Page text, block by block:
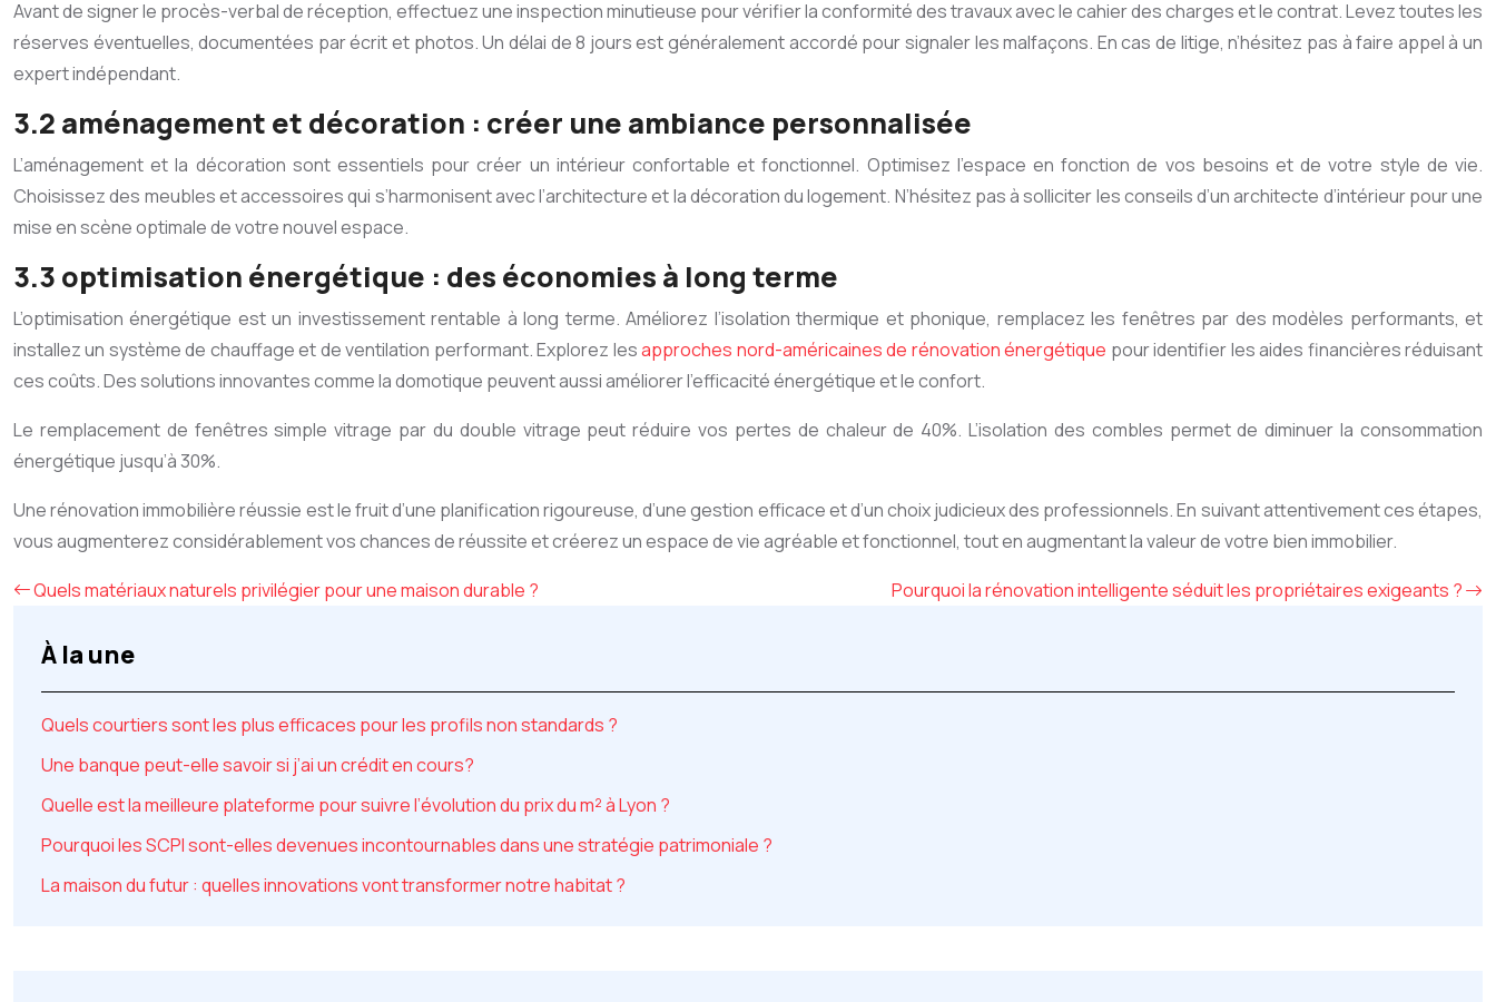
Avant de signer le procès-verbal de réception, effectuez une inspection minutieuse pour vérifier la conformité des travaux avec le cahier des charges et le contrat. Levez toutes les
réserves éventuelles, documentées par écrit et photos. Un délai de 8 jours est généralement accordé pour signaler les malfaçons. En cas de litige, n’hésitez pas à faire appel à un
expert indépendant.
3.2 aménagement et décoration : créer une ambiance personnalisée
L’aménagement et la décoration sont essentiels pour créer un intérieur confortable et fonctionnel. Optimisez l’espace en fonction de vos besoins et de votre style de vie.
Choisissez des meubles et accessoires qui s’harmonisent avec l’architecture et la décoration du logement. N’hésitez pas à solliciter les conseils d’un architecte d’intérieur pour une
mise en scène optimale de votre nouvel espace.
3.3 optimisation énergétique : des économies à long terme
L’optimisation énergétique est un investissement rentable à long terme. Améliorez l’isolation thermique et phonique, remplacez les fenêtres par des modèles performants, et
installez un système de chauffage et de ventilation performant. Explorez lesapproches nord-américaines de rénovation énergétique pour identifier les aides financières réduisant
ces coûts. Des solutions innovantes comme la domotique peuvent aussi améliorer l’efficacité énergétique et le confort.
Le remplacement de fenêtres simple vitrage par du double vitrage peut réduire vos pertes de chaleur de 40%. L’isolation des combles permet de diminuer la consommation
énergétique jusqu’à 30%.
Une rénovation immobilière réussie est le fruit d’une planification rigoureuse, d’une gestion efficace et d’un choix judicieux des professionnels. En suivant attentivement ces étapes,
vous augmenterez considérablement vos chances de réussite et créerez un espace de vie agréable et fonctionnel, tout en augmentant la valeur de votre bien immobilier.
Quels matériaux naturels privilégier pour une maison durable ?
Pourquoi la rénovation intelligente séduit les propriétaires exigeants ?
À la une
Quels courtiers sont les plus efficaces pour les profils non standards ?
Une banque peut-elle savoir si j’ai un crédit en cours?
Quelle est la meilleure plateforme pour suivre l’évolution du prix du m² à Lyon ?
Pourquoi les SCPI sont-elles devenues incontournables dans une stratégie patrimoniale ?
La maison du futur : quelles innovations vont transformer notre habitat ?